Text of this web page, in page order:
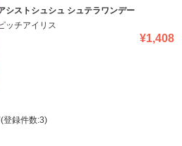
シストシュシュ シュテラワンデー
ッチアイリス
¥1,408
(登録件数:3)